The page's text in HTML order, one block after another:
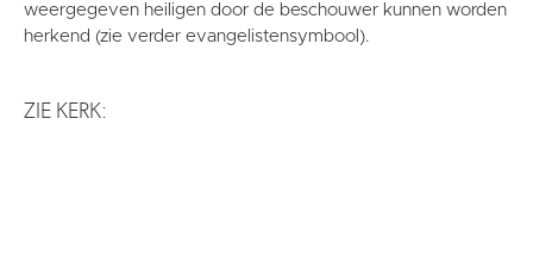
weergegeven heiligen door de beschouwer kunnen worden
herkend (zie verder evangelistensymbool).
ZIE KERK: